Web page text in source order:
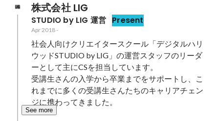
株式会社 LIG
STUDIO by LIG 運営 Present
Apr 2018-
社会人向けクリエイタースクール「デジタルハリ
ウッドSTUDIO by LIG」の運営スタッフのリーダ
ーとして主にCSを担当しています。
受講生さんの入学から卒業までをサポートし、こ
れまでに多くの受講生さんたちのキャリアチェン
ジに携わってきました。
See more